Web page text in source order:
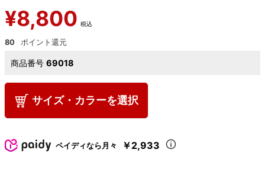
¥8,800 税込
80
商品番号 69018
サイズ・カラーを選択
ペイディなら月々 ￥2,933